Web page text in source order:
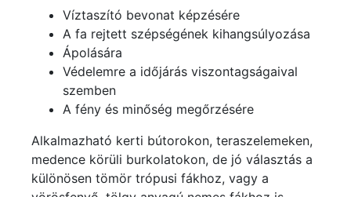
Víztaszító bevonat képzésére
A fa rejtett szépségének kihangsúlyozása
Ápolására
Védelemre a időjárás viszontagságaival
szemben
A fény és minőség megőrzésére
Alkalmazható kerti bútorokon, teraszelemeken,
medence körüli burkolatokon, de jó választás a
különösen tömör trópusi fákhoz, vagy a